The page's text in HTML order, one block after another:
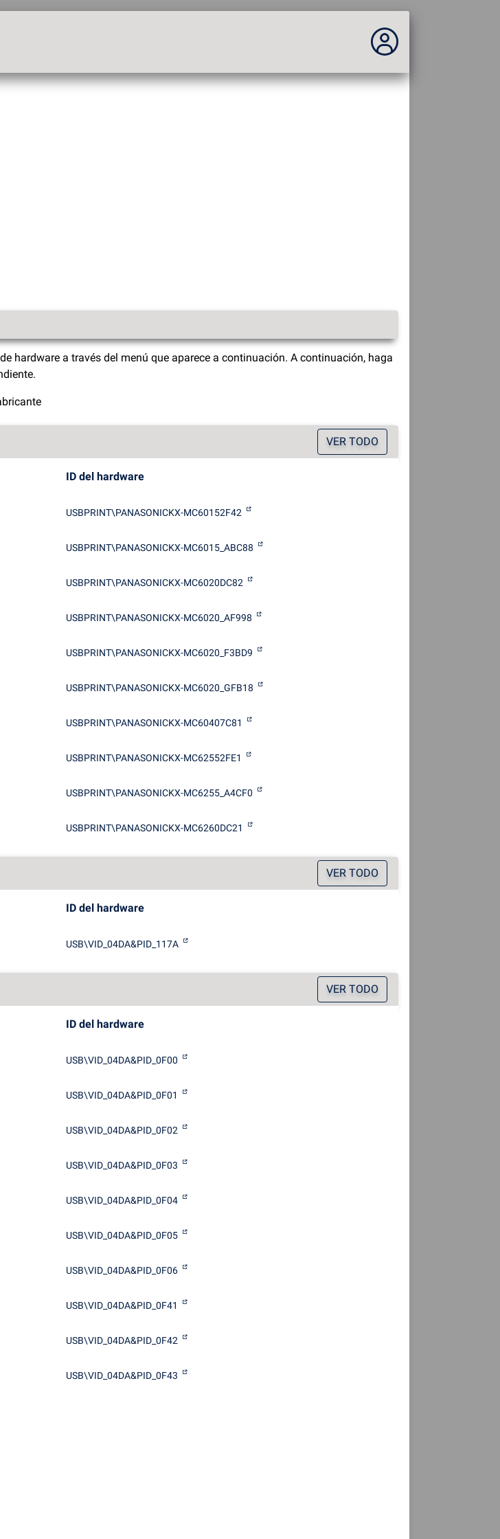
No estás conectado...
hardware a través del menú que aparece a continuación. A continuación, haga
VER TODO
ID del hardware
USBPRINT\PANASONICKX-MC60152F42
USBPRINT\PANASONICKX-MC6015_ABC88
USBPRINT\PANASONICKX-MC6020DC82
USBPRINT\PANASONICKX-MC6020_AF998
USBPRINT\PANASONICKX-MC6020_F3BD9
USBPRINT\PANASONICKX-MC6020_GFB18
USBPRINT\PANASONICKX-MC60407C81
USBPRINT\PANASONICKX-MC62552FE1
USBPRINT\PANASONICKX-MC6255_A4CF0
USBPRINT\PANASONICKX-MC6260DC21
VER TODO
ID del hardware
USB\VID_04DA&PID_117A
VER TODO
ID del hardware
USB\VID_04DA&PID_0F00
USB\VID_04DA&PID_0F01
USB\VID_04DA&PID_0F02
USB\VID_04DA&PID_0F03
USB\VID_04DA&PID_0F04
USB\VID_04DA&PID_0F05
USB\VID_04DA&PID_0F06
USB\VID_04DA&PID_0F41
USB\VID_04DA&PID_0F42
USB\VID_04DA&PID_0F43